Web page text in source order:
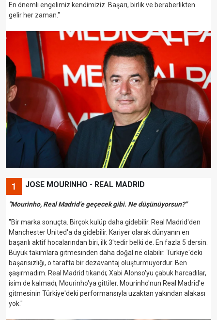
En önemli engelimiz kendimiziz. Başarı, birlik ve beraberlikten
gelir her zaman."
1 JOSE MOURINHO - REAL MADRID
"Mourinho, Real Madrid'e geçecek gibi. Ne düşünüyorsun?"
"Bir marka sonuçta. Birçok kulüp daha gidebilir. Real Madrid'den
Manchester United'a da gidebilir. Kariyer olarak dünyanın en
başarılı aktif hocalarından biri, ilk 3'tedir belki de. En fazla 5 dersin.
Büyük takımlara gitmesinden daha doğal ne olabilir. Türkiye'deki
başarısızlığı, o tarafta bir dezavantaj oluşturmuyordur. Ben
şaşırmadım. Real Madrid tıkandı; Xabi Alonso'yu çabuk harcadılar,
isim de kalmadı, Mourinho'ya gittiler. Mourinho'nun Real Madrid'e
gitmesinin Türkiye'deki performansıyla uzaktan yakından alakası
yok."